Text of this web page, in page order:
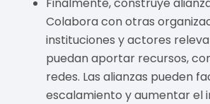
Colabora con otras
instituciones y actores
puedan aportar recursos,
redes. Las alianzas pueden
escalamiento y aumentar el